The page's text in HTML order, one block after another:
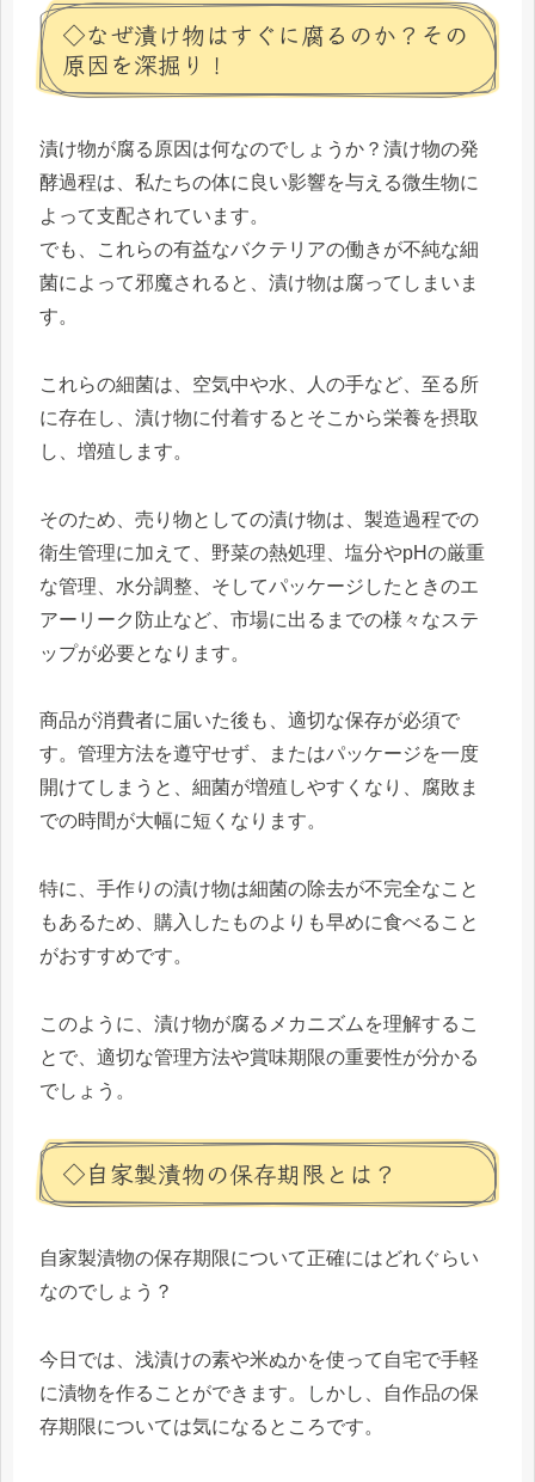
◇なぜ漬け物はすぐに腐るのか？その
原因を深掘り！
漬け物が腐る原因は何なのでしょうか？漬け物の発
酵過程は、私たちの体に良い影響を与える微生物に
よって支配されています。
でも、これらの有益なバクテリアの働きが不純な細
菌によって邪魔されると、漬け物は腐ってしまいま
す。
これらの細菌は、空気中や水、人の手など、至る所
に存在し、漬け物に付着するとそこから栄養を摂取
し、増殖します。
そのため、売り物としての漬け物は、製造過程での
衛生管理に加えて、野菜の熱処理、塩分やpHの厳重
な管理、水分調整、そしてパッケージしたときのエ
アーリーク防止など、市場に出るまでの様々なステ
ップが必要となります。
商品が消費者に届いた後も、適切な保存が必須で
す。管理方法を遵守せず、またはパッケージを一度
開けてしまうと、細菌が増殖しやすくなり、腐敗ま
での時間が大幅に短くなります。
特に、手作りの漬け物は細菌の除去が不完全なこと
もあるため、購入したものよりも早めに食べること
がおすすめです。
このように、漬け物が腐るメカニズムを理解するこ
とで、適切な管理方法や賞味期限の重要性が分かる
でしょう。
◇自家製漬物の保存期限とは？
自家製漬物の保存期限について正確にはどれぐらい
なのでしょう？
今日では、浅漬けの素や米ぬかを使って自宅で手軽
に漬物を作ることができます。しかし、自作品の保
存期限については気になるところです。